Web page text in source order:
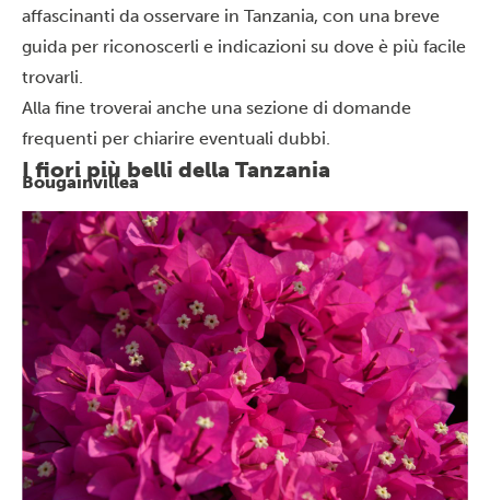
affascinanti da osservare in Tanzania, con una breve
guida per riconoscerli e indicazioni su dove è più facile
trovarli.
Alla fine troverai anche una sezione di domande
frequenti per chiarire eventuali dubbi.
I fiori più belli della Tanzania
Bougainvillea